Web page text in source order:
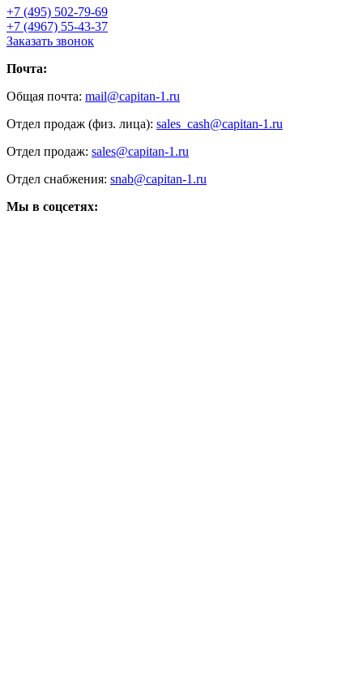
+7 (495) 502-79-69
+7 (4967) 55-43-37
Заказать звонок
Почта:
Общая почта: mail@capitan-1.ru
Отдел продаж (физ. лица): sales_cash@capitan-1.ru
Отдел продаж: sales@capitan-1.ru
Отдел снабжения: snab@capitan-1.ru
Мы в соцсетях: